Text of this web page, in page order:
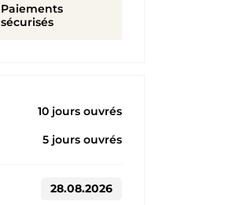
Paiements
sécurisés
10 jours ouvrés
5 jours ouvrés
28.08.2026